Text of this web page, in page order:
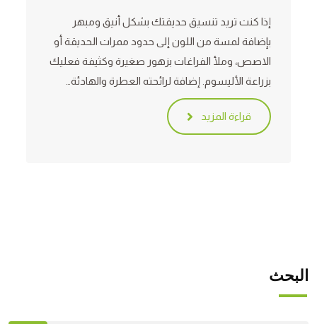
إذا كنت تريد تنسيق حديقتك بشكل أنيق ومبهر
بإضافة لمسة من اللون إلى حدود ممرات الحديقة أو
الاصص، وملأ الفراغات بزهور صغيرة وكثيفة فعليك
بزراعة الأليسوم. إضافة لرائحته العطرة والهادئة…
قراءة المزيد
البحث